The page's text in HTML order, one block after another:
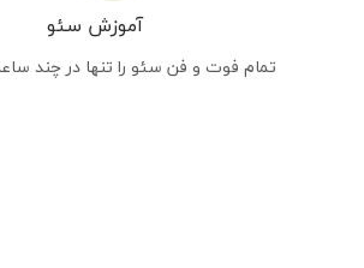
آموزش سئو
تمام فوت و فن سئو را تنها در چند